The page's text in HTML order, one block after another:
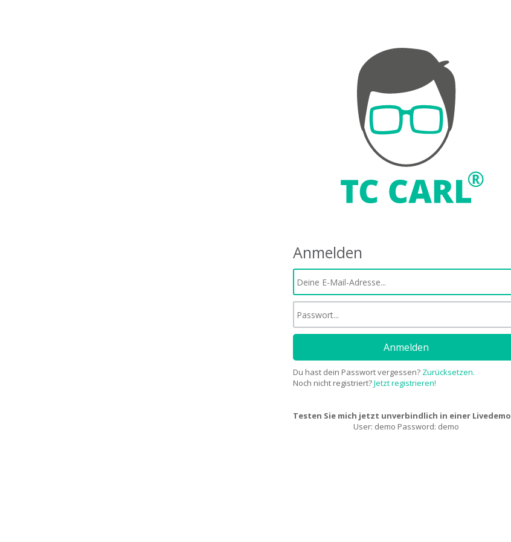
Anmelden
Anmelden
Du hast dein Passwort vergessen? Zurücksetzen.
Noch nicht registriert?Jetzt registrieren!
Testen Sie mich jetzt unverbindlich in einer Livedemo
User: demo Password: demo